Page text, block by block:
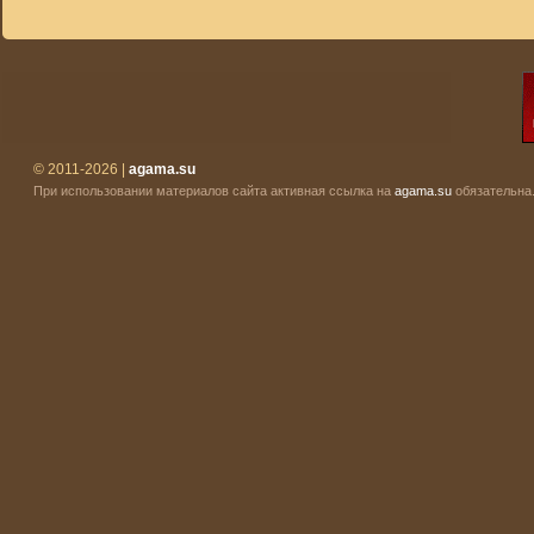
© 2011-2026 | agama.su
При использовании материалов сайта активная ссылка на agama.su обязательна.